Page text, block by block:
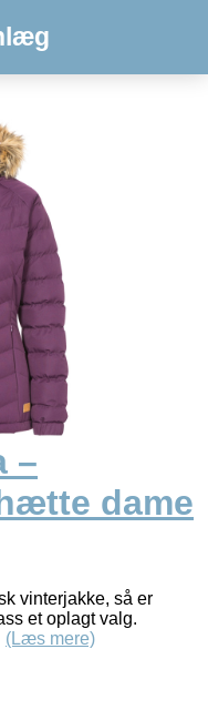
–
dame
vinterjakke, så er
et oplagt valg.
(Læs mere)